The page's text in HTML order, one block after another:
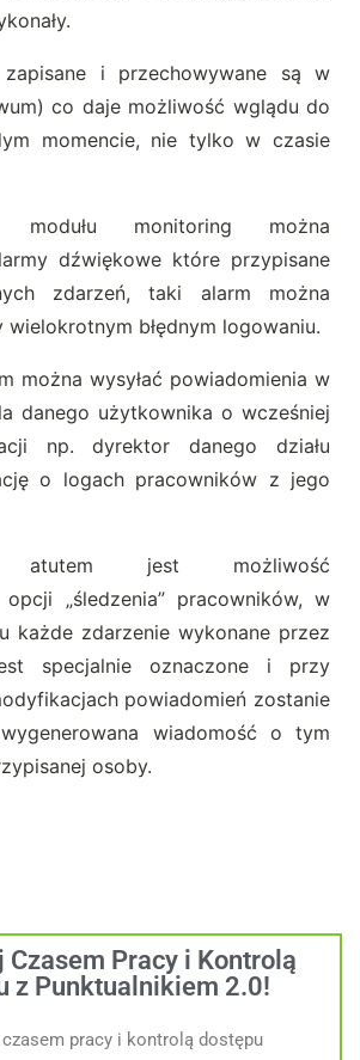
i przechowywane są w
co daje możliwość wglądu do
momencie, nie tylko w czasie
modułu monitoring można
dźwiękowe które przypisane
zdarzeń, taki alarm można
błędnym logowaniu.
można wysyłać powiadomienia w
danego użytkownika o wcześniej
np. dyrektor danego działu
o logach pracowników z jego
atutem jest możliwość
opcji „śledzenia” pracowników, w
każde zdarzenie wykonane przez
specjalnie oznaczone i przy
powiadomień zostanie
wiadomość o tym
osoby.
Czasem Pracy i Kontrolą
z Punktualnikiem 2.0!
pracy i kontrolą dostępu